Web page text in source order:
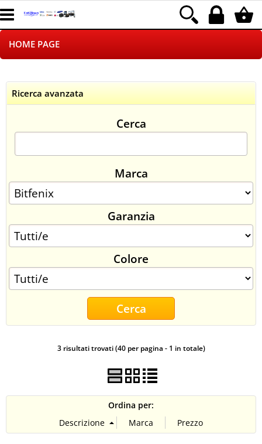
HOME PAGE
LOGISTICA
NEGOZI ON LINE
SINCRONIZZATI CON NOI
SPEDIZIONI
CONTATTI
Ricerca avanzata
Cerca
Marca
Garanzia
Colore
3 risultati trovati (40 per pagina - 1 in totale)
Ordina per: